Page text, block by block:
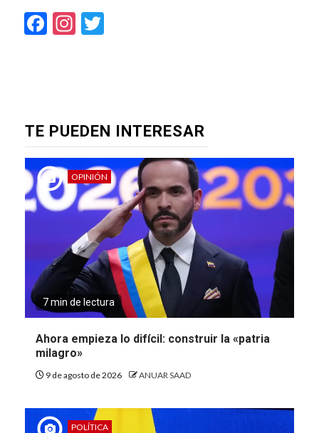
Facebook
Instagram
TE PUEDEN INTERESAR
OPINIÓN
7 min de lectura
Ahora empieza lo difícil: construir la «patria
milagro»
9 de agosto de 2026 ANUAR SAAD
POLÍTICA